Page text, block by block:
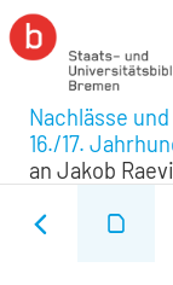
Nachlässe
16./17.
an Jakob